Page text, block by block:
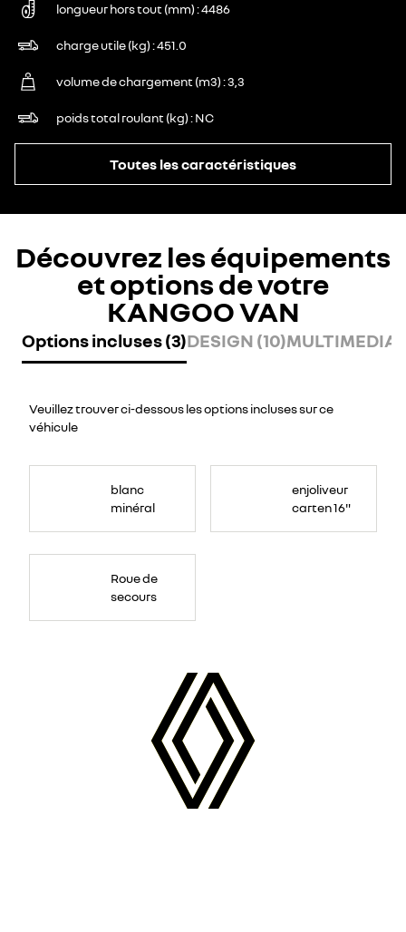
longueur hors tout (mm) 4486
charge utile (kg) 451.0
volume de chargement (m3) 3,3
poids total roulant (kg) NC
Toutes les caractéristiques
Découvrez les équipements
et options de votre
KANGOO VAN
Options incluses (3)DESIGN (10)MULTIMEDIA
Veuillez trouver ci-dessous les options incluses sur ce
véhicule
blanc
minéral
enjoliveur
carten 16"
Roue de
secours